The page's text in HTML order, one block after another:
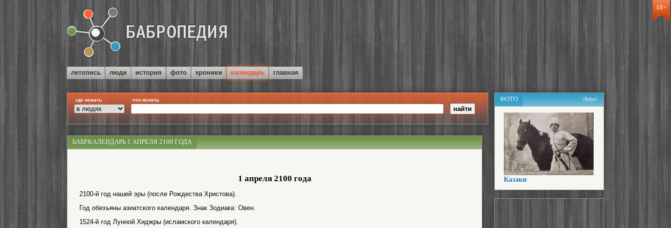
18+
летопись люди история фото хроники календарь главная
где искать что искать ФОТО /foto/
Казаки
БАБР.КАЛЕНДАРЬ 1 АПРЕЛЯ 2100 ГОДА
1 апреля 2100 года
2100-й год нашей эры (после Рождества Христова).
Год обезъяны азиатского календаря. Знак Зодиака: Овен.
1524-й год Лунной Хиджры (исламского календаря).